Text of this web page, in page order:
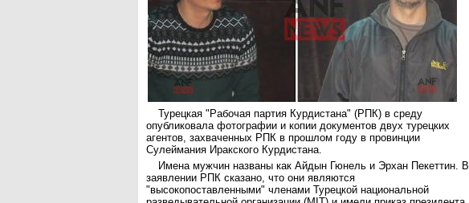
Турецкая "Рабочая партия Курдистана" (РПК) в среду
опубликовала фотографии и копии документов двух турецких
агентов, захваченных РПК в прошлом году в провинции
Сулеймания Иракского Курдистана.
Имена мужчин названы как Айдын Гюнель и Эрхан Пекеттин. В
заявлении РПК сказано, что они являются
"высокопоставленными" членами Турецкой национальной